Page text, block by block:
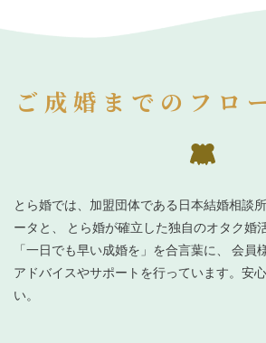
ご成婚までのフロ
とら婚では、加盟団体である日本結婚相談
ータと、 とら婚が確立した独自のオタク婚
「一日でも早い成婚を」を合言葉に、 会員
アドバイスやサポートを行っています。安
い。